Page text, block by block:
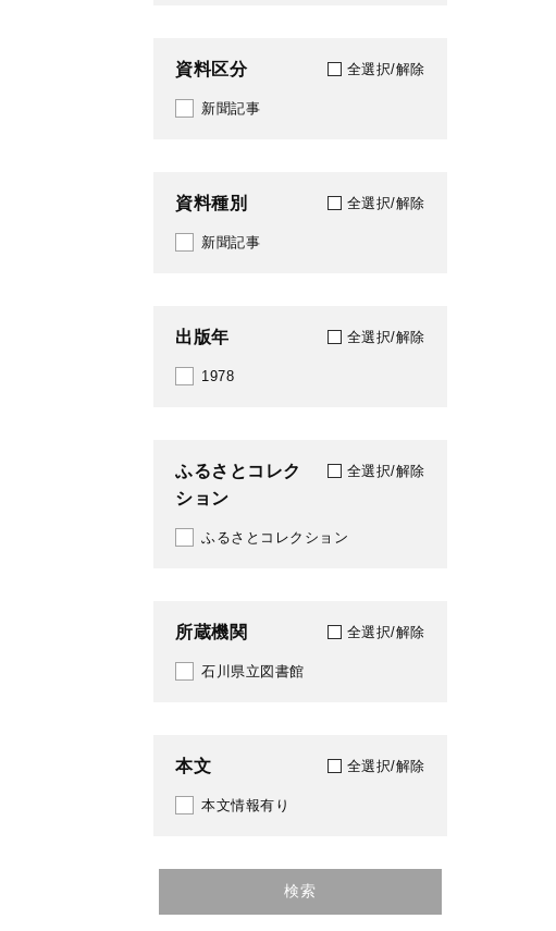
資料区分 全選択/解除
新聞記事
資料種別 全選択/解除
新聞記事
出版年 全選択/解除
1978
ふるさとコレク
ション
全選択/解除
ふるさとコレクション
所蔵機関 全選択/解除
石川県立図書館
本文 全選択/解除
本文情報有り
検索